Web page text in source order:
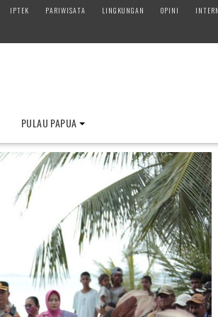
IPTEK PARIWISATA LINGKUNGAN OPINI
PULAU PAPUA